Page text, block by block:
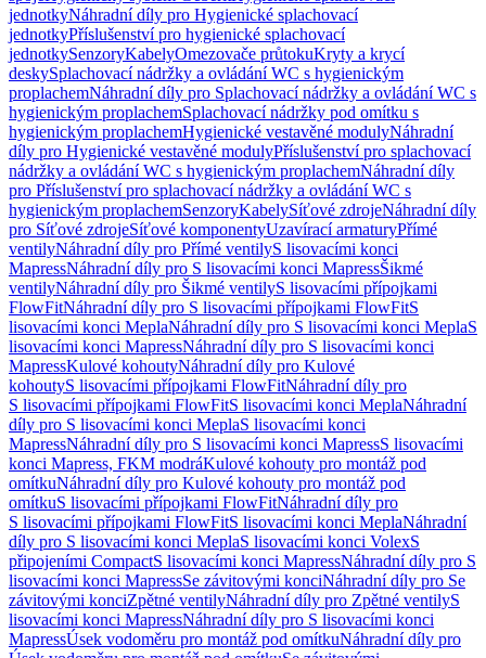
jednotkyNáhradní díly pro Hygienické splachovací
jednotkyPříslušenství pro hygienické splachovací
jednotkySenzoryKabelyOmezovače průtokuKryty a krycí
deskySplachovací nádržky a ovládání WC s hygienickým
proplachemNáhradní díly pro Splachovací nádržky a ovládání WC s
hygienickým proplachemSplachovací nádržky pod omítku s
hygienickým proplachemHygienické vestavěné modulyNáhradní
díly pro Hygienické vestavěné modulyPříslušenství pro splachovací
nádržky a ovládání WC s hygienickým proplachemNáhradní díly
pro Příslušenství pro splachovací nádržky a ovládání WC s
hygienickým proplachemSenzoryKabelySíťové zdrojeNáhradní díly
pro Síťové zdrojeSíťové komponentyUzavírací armaturyPřímé
ventilyNáhradní díly pro Přímé ventilyS lisovacími konci
MapressNáhradní díly pro S lisovacími konci MapressŠikmé
ventilyNáhradní díly pro Šikmé ventilyS lisovacími přípojkami
FlowFitNáhradní díly pro S lisovacími přípojkami FlowFitS
lisovacími konci MeplaNáhradní díly pro S lisovacími konci MeplaS
lisovacími konci MapressNáhradní díly pro S lisovacími konci
MapressKulové kohoutyNáhradní díly pro Kulové
kohoutyS lisovacími přípojkami FlowFitNáhradní díly pro
S lisovacími přípojkami FlowFitS lisovacími konci MeplaNáhradní
díly pro S lisovacími konci MeplaS lisovacími konci
MapressNáhradní díly pro S lisovacími konci MapressS lisovacími
konci Mapress, FKM modráKulové kohouty pro montáž pod
omítkuNáhradní díly pro Kulové kohouty pro montáž pod
omítkuS lisovacími přípojkami FlowFitNáhradní díly pro
S lisovacími přípojkami FlowFitS lisovacími konci MeplaNáhradní
díly pro S lisovacími konci MeplaS lisovacími konci VolexS
připojeními CompactS lisovacími konci MapressNáhradní díly pro S
lisovacími konci MapressSe závitovými konciNáhradní díly pro Se
závitovými konciZpětné ventilyNáhradní díly pro Zpětné ventilyS
lisovacími konci MapressNáhradní díly pro S lisovacími konci
MapressÚsek vodoměru pro montáž pod omítkuNáhradní díly pro